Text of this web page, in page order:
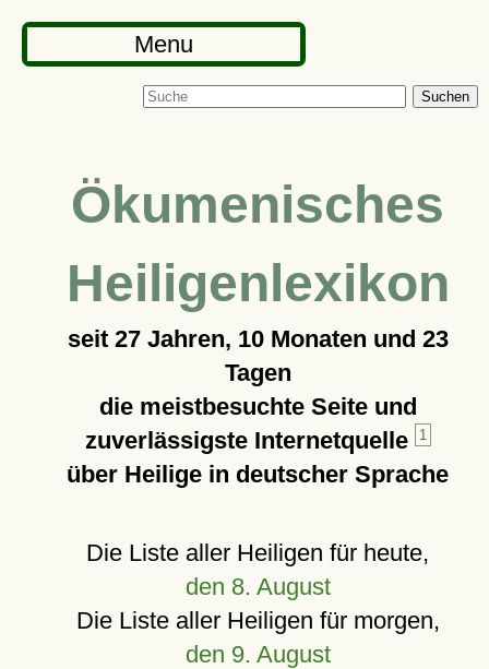
Menu
Suchen
Ökumenisches
Heiligenlexikon
seit 27 Jahren, 10 Monaten und 23
Tagen
die meistbesuchte Seite und
zuverlässigste Internetquelle
1
über Heilige in deutscher Sprache
Die Liste aller Heiligen für heute,
den 8. August
Die Liste aller Heiligen für morgen,
den 9. August